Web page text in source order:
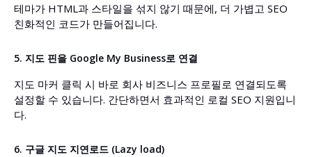
테마가 HTML과 스타일을 섞지 않기 때문에, 더 가볍고 SEO
친화적인 코드가 만들어집니다.
5. 지도 핀을 Google My Business로 연결
지도 마커 클릭 시 바로 회사 비즈니스 프로필로 연결되도록
설정할 수 있습니다. 간단하면서 효과적인 로컬 SEO 지원입니
다.
6. 구글 지도 지연로드 (Lazy load)